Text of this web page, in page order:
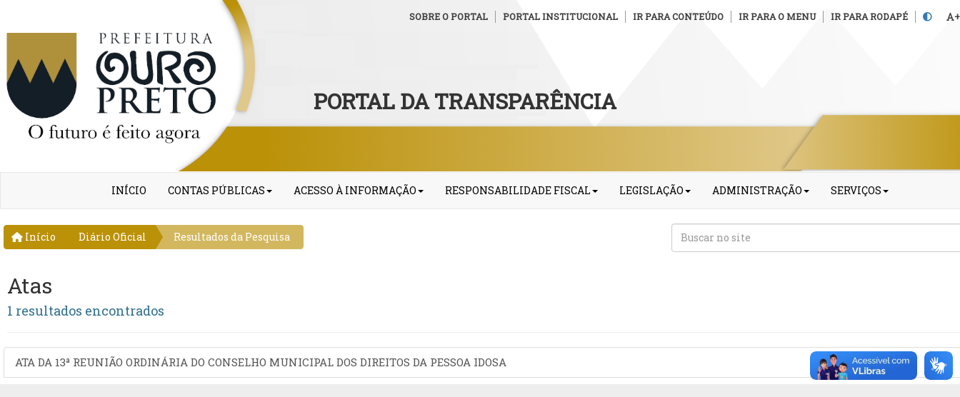
SOBRE O PORTAL PORTAL INSTITUCIONAL IR PARA CONTEÚDO IR PARA O MENU IR PARA RODAPÉ +
PORTAL DA TRANSPARÊNCIA
INÍCIO CONTAS PÚBLICAS ACESSO À INFORMAÇÃO RESPONSABILIDADE FISCAL LEGISLAÇÃO ADMINISTRAÇÃO SERVIÇOS
Início Diário Oficial Resultados da Pesquisa
Atas
1 resultados encontrados
ATA DA 13ª REUNIÃO ORDINÁRIA DO CONSELHO MUNICIPAL DOS DIREITOS DA PESSOA IDOSA